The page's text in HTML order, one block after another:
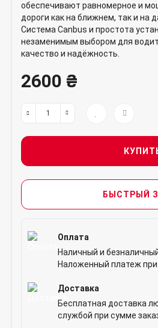
обеспечивают равномерное и
дороги как на ближнем, так и на
Система Canbus и простота
незаменимым выбором для
качество и надёжность.
2600 ₴
БЫСТРЫЙ
Оплата
Наличный и
Наложенный платеж
Доставка
Бесплатная доставка
службой при сумме